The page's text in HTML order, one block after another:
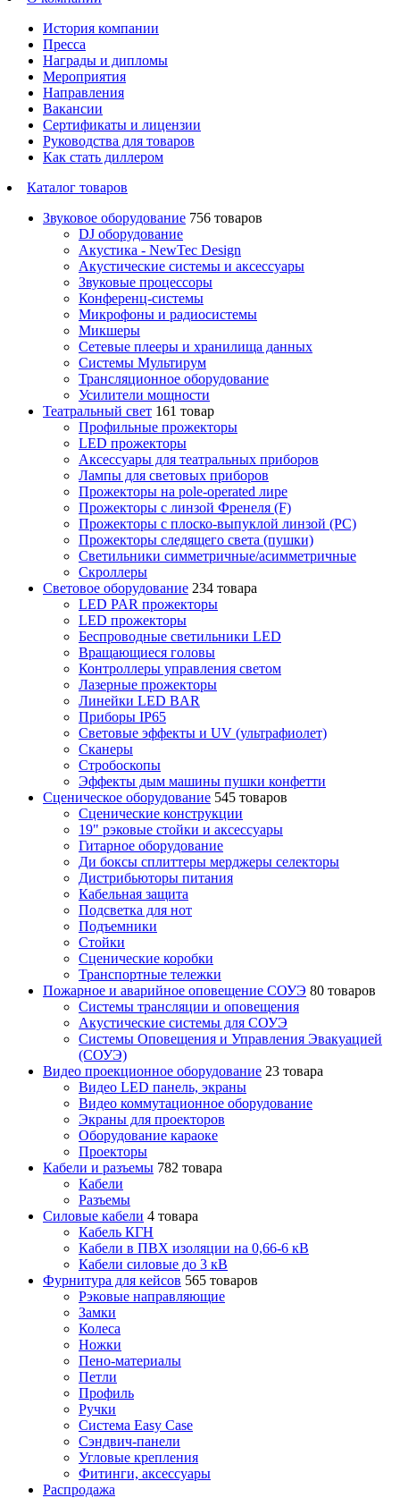
История компании
Пресса
Награды и дипломы
Мероприятия
Направления
Вакансии
Сертификаты и лицензии
Руководства для товаров
Как стать диллером
Каталог товаров
Звуковое оборудование 756 товаров
DJ оборудование
Акустика - NewTec Design
Акустические системы и аксессуары
Звуковые процессоры
Конференц-системы
Микрофоны и радиосистемы
Микшеры
Сетевые плееры и хранилища данных
Системы Мультирум
Трансляционное оборудование
Усилители мощности
Театральный свет 161 товар
Профильные прожекторы
LED прожекторы
Аксессуары для театральных приборов
Лампы для световых приборов
Прожекторы на pole-operated лире
Прожекторы с линзой Френеля (F)
Прожекторы с плоско-выпуклой линзой (PC)
Прожекторы следящего света (пушки)
Светильники симметричные/асимметричные
Скроллеры
Световое оборудование 234 товара
LED PAR прожекторы
LED прожекторы
Беспроводные светильники LED
Вращающиеся головы
Контроллеры управления светом
Лазерные прожекторы
Линейки LED BAR
Приборы IP65
Световые эффекты и UV (ультрафиолет)
Сканеры
Стробоскопы
Эффекты дым машины пушки конфетти
Сценическое оборудование 545 товаров
Сценические конструкции
19" рэковые стойки и аксесcуары
Гитарное оборудование
Ди боксы сплиттеры мерджеры селекторы
Дистрибьюторы питания
Кабельная защита
Подсветка для нот
Подъемники
Стойки
Сценические коробки
Транспортные тележки
Пожарное и аварийное оповещение СОУЭ 80 товаров
Cистемы трансляции и оповещения
Акустические системы для СОУЭ
Системы Оповещения и Управления Эвакуацией
(СОУЭ)
Видео проекционное оборудование 23 товара
Видео LED панель, экраны
Видео коммутационное оборудование
Экраны для проекторов
Оборудование караоке
Проекторы
Кабели и разъемы 782 товара
Кабели
Разъемы
Силовые кабели 4 товара
Кабель КГН
Кабели в ПВХ изоляции на 0,66-6 кВ
Кабели силовые до 3 кВ
Фурнитура для кейсов 565 товаров
Рэковые направляющие
Замки
Колеса
Ножки
Пено-материалы
Петли
Профиль
Ручки
Система Easy Case
Сэндвич-панели
Угловые крепления
Фитинги, аксессуары
Распродажа